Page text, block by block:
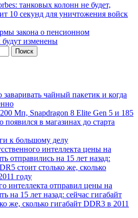
танковых колонн не будет,
10 секунд для уничтожения войск
закона о пенсионном
будут изменены
чайный пакетик и когда
Мп, Snapdragon 8 Elite Gen 5 и 185
в магазинах до старта
к большому делу
интеллекта цены на
отправились на 15 лет назад:
стоит столько же, сколько
году
интеллекта отправил цены на
на 15 лет назад: сейчас гигабайт
же, сколько гигабайт DDR3 в 2011